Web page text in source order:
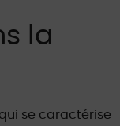
la
se caractérise